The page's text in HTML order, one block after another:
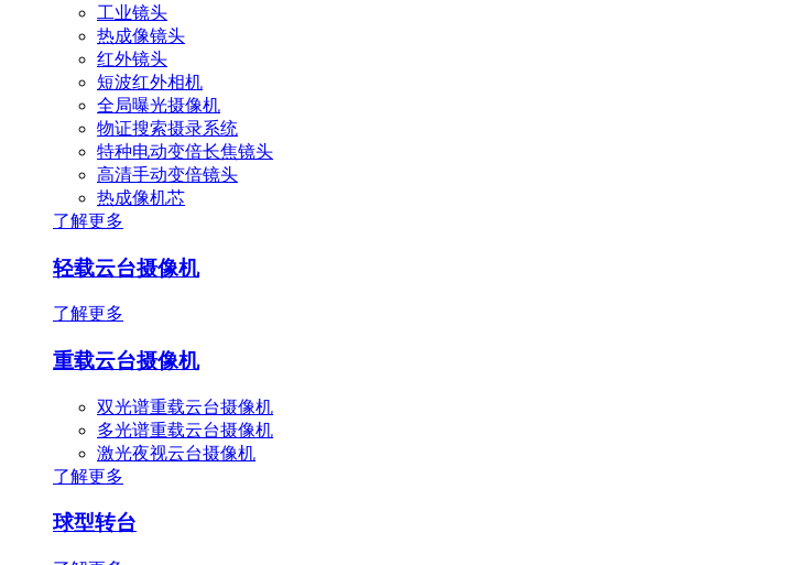
工业镜头
热成像镜头
红外镜头
短波红外相机
全局曝光摄像机
物证搜索摄录系统
特种电动变倍长焦镜头
高清手动变倍镜头
热成像机芯
了解更多
轻载云台摄像机
了解更多
重载云台摄像机
双光谱重载云台摄像机
多光谱重载云台摄像机
激光夜视云台摄像机
了解更多
球型转台